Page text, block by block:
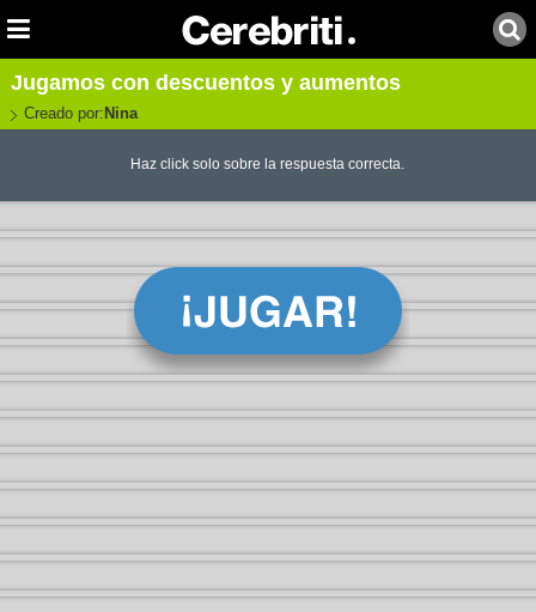
Jugamos con descuentos y aumentos
Creado por: Nina
Haz click solo sobre la respuesta correcta.